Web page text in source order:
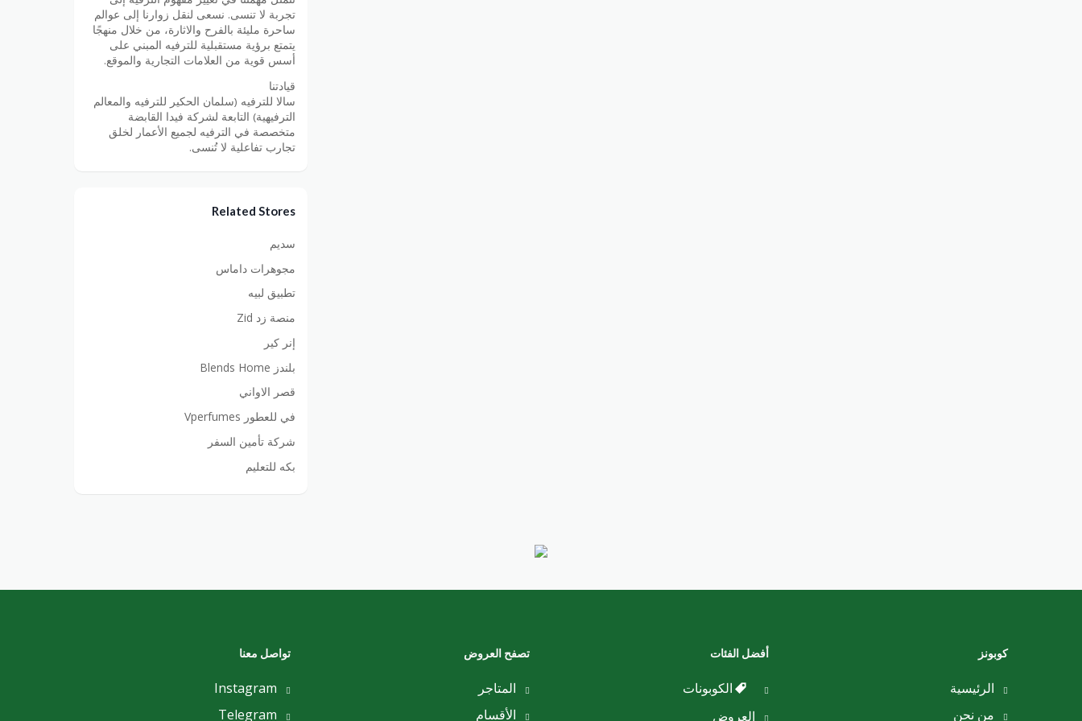
تجربة لا تنسى. نسعى لنقل زوارنا إلى عوالم
ساحرة مليئة بالفرح والاثارة، من خلال منهجًا
يتمتع برؤية مستقبلية للترفيه المبني على
أسس قوية من العلامات التجارية والموقع.
قيادتنا
سالا للترفيه (سلمان الحكير للترفيه والمعالم
الترفيهية) التابعة لشركة فيدا القابضة
متخصصة في الترفيه لجميع الأعمار لخلق
تجارب تفاعلية لا تُنسى.
Related Stores
سديم
مجوهرات داماس
تطبيق لبيه
منصة زد Zid
إنر كير
بلندز Blends Home
قصر الاواني
في للعطور Vperfumes
شركة تأمين السفر
بكه للتعليم
كوبونز
الرئيسية
من نحن
أفضل الفئات
الكوبونات
العروض
تصفح العروض
المتاجر
الأقسام
تواصل معنا
Instagram
Telegram